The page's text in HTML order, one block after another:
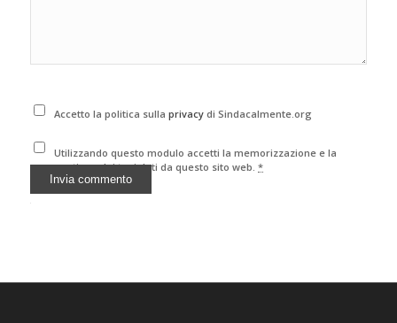
Accetto la politica sullaprivacydi Sindacalmente.org
Utilizzando questo modulo accetti la memorizzazione e la
gestione dei tuoi dati da questo sito web.*